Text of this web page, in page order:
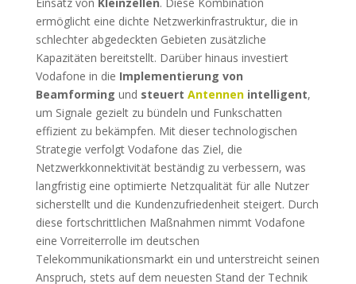
ermöglicht eine dichte Netzwerkinfrastruktur, die in
schlechter abgedeckten Gebieten zusätzliche
Kapazitäten bereitstellt. Darüber hinaus investiert
Vodafone in die Implementierung von
Beamforming und steuert Antennenintelligent,
um Signale gezielt zu bündeln und Funkschatten
effizient zu bekämpfen. Mit dieser technologischen
Strategie verfolgt Vodafone das Ziel, die
Netzwerkkonnektivität beständig zu verbessern, was
langfristig eine optimierte Netzqualität für alle Nutzer
sicherstellt und die Kundenzufriedenheit steigert. Durch
diese fortschrittlichen Maßnahmen nimmt Vodafone
eine Vorreiterrolle im deutschen
Telekommunikationsmarkt ein und unterstreicht seinen
Anspruch, stets auf dem neuesten Stand der Technik